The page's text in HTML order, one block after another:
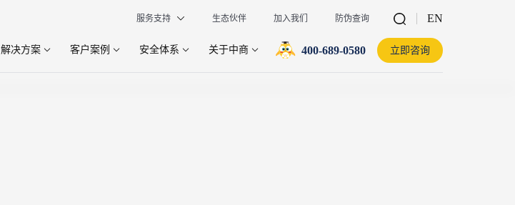
服务支持 生态伙伴 加入我们 防伪查询 EN
解决方案 客户案例 安全体系 关于中商 400-689-0580 立即咨询